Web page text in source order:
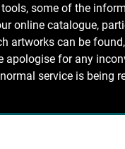
some of the
online catalogue,
artworks can be
apologise for any
service is being